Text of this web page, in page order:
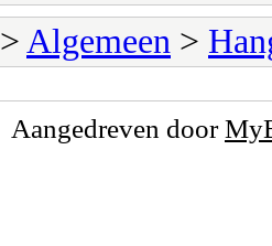
> Algemeen >
Aangedreven door